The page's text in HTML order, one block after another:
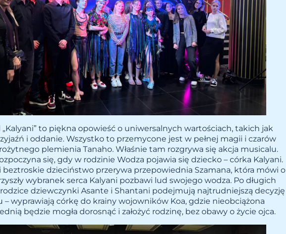
to piękna opowieść o uniwersalnych wartościach, takich jak
i oddanie. Wszystko to przemycone jest w pełnej magii i czarów
plemienia Tanaho. Właśnie tam rozgrywa się akcja musicalu.
się, gdy w rodzinie Wodza pojawia się dziecko – córka Kalyani.
beztroskie dzieciństwo przerywa przepowiednia Szamana, która mówi o
wybranek serca Kalyani pozbawi lud swojego wodza. Po długich
dziewczynki Asante i Shantani podejmują najtrudniejszą decyzję
– wyprawiają córkę do krainy wojowników Koa, gdzie nieobciążona
będzie mogła dorosnąć i założyć rodzinę, bez obawy o życie ojca.